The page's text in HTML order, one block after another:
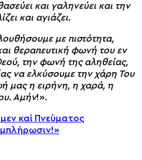
και γαληνεύει και την
και αγιάζει.
με πιστότητα,
θεραπευτική φωνή του εν
την φωνή της αληθείας,
να ελκύσουμε την χάρη Του
μας η ειρήνη, η χαρά, η
Αμήν!».